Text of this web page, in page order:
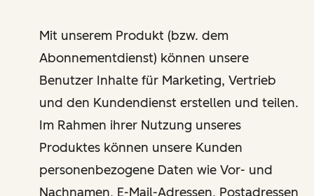
Mit unserem Produkt (bzw. dem
Abonnementdienst) können unsere
Benutzer Inhalte für Marketing, Vertrieb
und den Kundendienst erstellen und teilen.
Im Rahmen ihrer Nutzung unseres
Produktes können unsere Kunden
personenbezogene Daten wie Vor- und
Nachnamen, E-Mail-Adressen, Postadressen